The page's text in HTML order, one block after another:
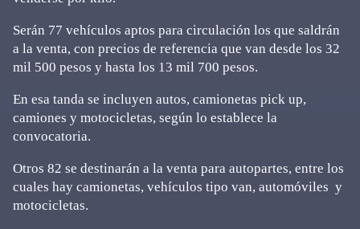
Serán 77 vehículos aptos para circulación los que saldrán
a la venta, con precios de referencia que van desde los 32
mil 500 pesos y hasta los 13 mil 700 pesos.
En esa tanda se incluyen autos, camionetas pick up,
camiones y motocicletas, según lo establece la
convocatoria.
Otros 82 se destinarán a la venta para autopartes, entre los
cuales hay camionetas, vehículos tipo van, automóviles y
motocicletas.